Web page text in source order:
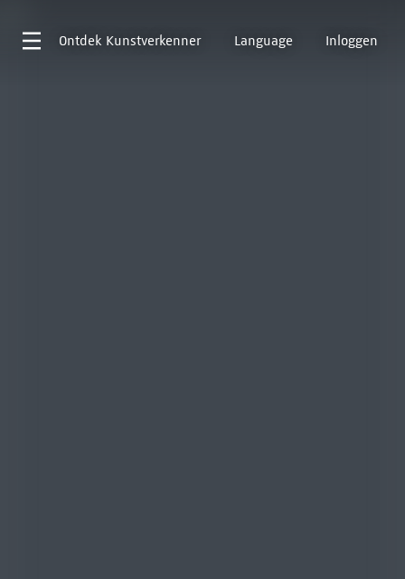
Ontdek Kunstverkenner Language Inloggen